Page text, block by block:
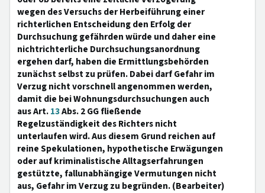
wegen des Versuchs der Herbeiführung einer
richterlichen Entscheidung den Erfolg der
Durchsuchung gefährden würde und daher eine
nichtrichterliche Durchsuchungsanordnung
ergehen darf, haben die Ermittlungsbehörden
zunächst selbst zu prüfen. Dabei darf Gefahr im
Verzug nicht vorschnell angenommen werden,
damit die bei Wohnungsdurchsuchungen auch
aus Art.13Abs. 2 GG fließende
Regelzuständigkeit des Richters nicht
unterlaufen wird. Aus diesem Grund reichen auf
reine Spekulationen, hypothetische Erwägungen
oder auf kriminalistische Alltagserfahrungen
gestützte, fallunabhängige Vermutungen nicht
aus, Gefahr im Verzug zu begründen. (Bearbeiter)